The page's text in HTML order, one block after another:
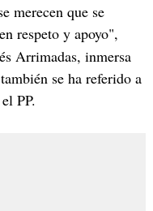
merecen que se
respeto y apoyo",
Arrimadas, inmersa
se ha referido a
PP.